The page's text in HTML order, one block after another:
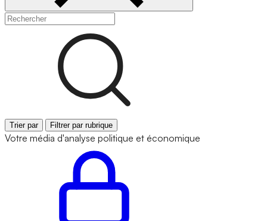
Trier par Filtrer par rubrique
Votre média d'analyse politique et économique